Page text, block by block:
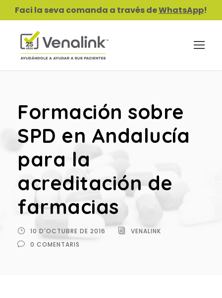
Faci la seva comanda a través deWhatsApp!
Formación sobre
SPD en Andalucía
para la
acreditación de
farmacias
10 D'OCTUBRE DE 2016
VENALINK
0 COMENTARIS